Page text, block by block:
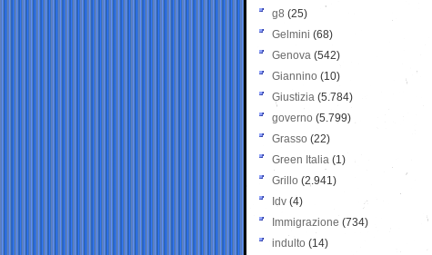
g8 (25)
Gelmini (68)
Genova (542)
Giannino (10)
Giustizia (5.784)
governo (5.799)
Grasso (22)
Green Italia (1)
Grillo (2.941)
Idv (4)
Immigrazione (734)
indulto (14)